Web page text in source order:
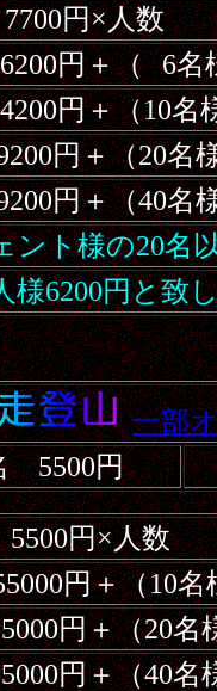
7700円×人数
円＋（
6名
円＋（10名
円＋（20名
円＋（40名
ント様の20名
様6200円と致
一部
5500円
5500円×人数
円＋（10
円＋（20
円＋（40